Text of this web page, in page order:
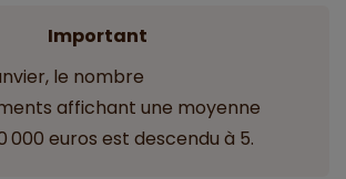
Important
le nombre
affichant une moyenne
000 euros est descendu à 5.